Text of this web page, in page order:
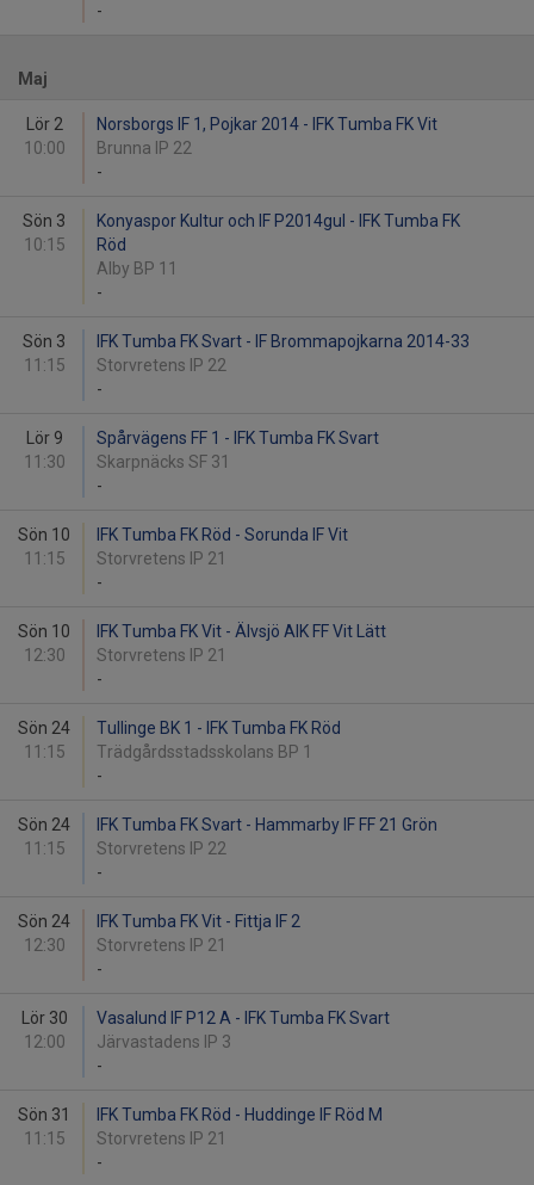
-
Maj
Lör 2
10:00
Norsborgs IF 1, Pojkar 2014 - IFK Tumba FK Vit
Brunna IP 22
-
Sön 3
10:15
Konyaspor Kultur och IF P2014gul - IFK Tumba FK
Röd
Alby BP 11
-
Sön 3
11:15
IFK Tumba FK Svart - IF Brommapojkarna 2014-33
Storvretens IP 22
-
Lör 9
11:30
Spårvägens FF 1 - IFK Tumba FK Svart
Skarpnäcks SF 31
-
Sön 10
11:15
IFK Tumba FK Röd - Sorunda IF Vit
Storvretens IP 21
-
Sön 10
12:30
IFK Tumba FK Vit - Älvsjö AIK FF Vit Lätt
Storvretens IP 21
-
Sön 24
11:15
Tullinge BK 1 - IFK Tumba FK Röd
Trädgårdsstadsskolans BP 1
-
Sön 24
11:15
IFK Tumba FK Svart - Hammarby IF FF 21 Grön
Storvretens IP 22
-
Sön 24
12:30
IFK Tumba FK Vit - Fittja IF 2
Storvretens IP 21
-
Lör 30
12:00
Vasalund IF P12 A - IFK Tumba FK Svart
Järvastadens IP 3
-
Sön 31
11:15
IFK Tumba FK Röd - Huddinge IF Röd M
Storvretens IP 21
-